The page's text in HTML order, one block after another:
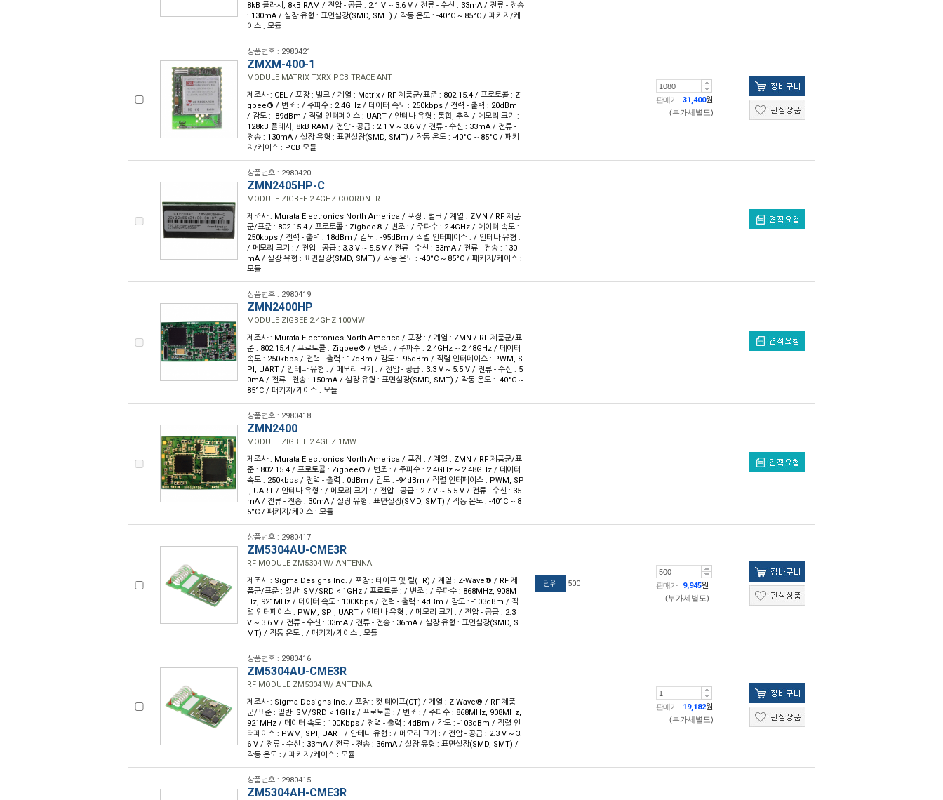
8kB 플래시, 8kB RAM / 전압 - 공급 : 2.1 V ~ 3.6 V / 전류 - 수신 : 33mA / 전류 - 전송
: 130mA / 실장 유형 : 표면실장(SMD, SMT) / 작동 온도 : -40°C ~ 85°C / 패키지/케
이스 : 모듈
상품번호 : 2980421
ZMXM-400-1
MODULE MATRIX TXRX PCB TRACE ANT
제조사 : CEL / 포장 : 벌크 / 계열 : Matrix / RF 제품군/표준 : 802.15.4 / 프로토콜 : Zi
gbee® / 변조 : / 주파수 : 2.4GHz / 데이터 속도 : 250kbps / 전력 - 출력 : 20dBm
/ 감도 : -89dBm / 직렬 인터페이스 : UART / 안테나 유형 : 통합, 추적 / 메모리 크기 :
128kB 플래시, 8kB RAM / 전압 - 공급 : 2.1 V ~ 3.6 V / 전류 - 수신 : 33mA / 전류 -
전송 : 130mA / 실장 유형 : 표면실장(SMD, SMT) / 작동 온도 : -40°C ~ 85°C / 패키
지/케이스 : PCB 모듈
판매가 31,400원
(부가세별도)
상품번호 : 2980420
ZMN2405HP-C
MODULE ZIGBEE 2.4GHZ COORDNTR
제조사 : Murata Electronics North America / 포장 : 벌크 / 계열 : ZMN / RF 제품
군/표준 : 802.15.4 / 프로토콜 : Zigbee® / 변조 : / 주파수 : 2.4GHz / 데이터 속도 :
250kbps / 전력 - 출력 : 18dBm / 감도 : -95dBm / 직렬 인터페이스 : / 안테나 유형 :
/ 메모리 크기 : / 전압 - 공급 : 3.3 V ~ 5.5 V / 전류 - 수신 : 33mA / 전류 - 전송 : 130
mA / 실장 유형 : 표면실장(SMD, SMT) / 작동 온도 : -40°C ~ 85°C / 패키지/케이스 :
모듈
상품번호 : 2980419
ZMN2400HP
MODULE ZIGBEE 2.4GHZ 100MW
제조사 : Murata Electronics North America / 포장 : / 계열 : ZMN / RF 제품군/표
준 : 802.15.4 / 프로토콜 : Zigbee® / 변조 : / 주파수 : 2.4GHz ~ 2.48GHz / 데이터
속도 : 250kbps / 전력 - 출력 : 17dBm / 감도 : -95dBm / 직렬 인터페이스 : PWM, S
PI, UART / 안테나 유형 : / 메모리 크기 : / 전압 - 공급 : 3.3 V ~ 5.5 V / 전류 - 수신 : 5
0mA / 전류 - 전송 : 150mA / 실장 유형 : 표면실장(SMD, SMT) / 작동 온도 : -40°C ~
85°C / 패키지/케이스 : 모듈
상품번호 : 2980418
ZMN2400
MODULE ZIGBEE 2.4GHZ 1MW
제조사 : Murata Electronics North America / 포장 : / 계열 : ZMN / RF 제품군/표
준 : 802.15.4 / 프로토콜 : Zigbee® / 변조 : / 주파수 : 2.4GHz ~ 2.48GHz / 데이터
속도 : 250kbps / 전력 - 출력 : 0dBm / 감도 : -94dBm / 직렬 인터페이스 : PWM, SP
I, UART / 안테나 유형 : / 메모리 크기 : / 전압 - 공급 : 2.7 V ~ 5.5 V / 전류 - 수신 : 35
mA / 전류 - 전송 : 30mA / 실장 유형 : 표면실장(SMD, SMT) / 작동 온도 : -40°C ~ 8
5°C / 패키지/케이스 : 모듈
상품번호 : 2980417
ZM5304AU-CME3R
RF MODULE ZM5304 W/ ANTENNA
제조사 : Sigma Designs Inc. / 포장 : 테이프 및 릴(TR) / 계열 : Z-Wave® / RF 제
품군/표준 : 일반 ISM/SRD < 1GHz / 프로토콜 : / 변조 : / 주파수 : 868MHz, 908M
Hz, 921MHz / 데이터 속도 : 100Kbps / 전력 - 출력 : 4dBm / 감도 : -103dBm / 직
렬 인터페이스 : PWM, SPI, UART / 안테나 유형 : / 메모리 크기 : / 전압 - 공급 : 2.3
V ~ 3.6 V / 전류 - 수신 : 33mA / 전류 - 전송 : 36mA / 실장 유형 : 표면실장(SMD, S
MT) / 작동 온도 : / 패키지/케이스 : 모듈
단위 500 판매가 9,945원
(부가세별도)
상품번호 : 2980416
ZM5304AU-CME3R
RF MODULE ZM5304 W/ ANTENNA
제조사 : Sigma Designs Inc. / 포장 : 컷 테이프(CT) / 계열 : Z-Wave® / RF 제품
군/표준 : 일반 ISM/SRD < 1GHz / 프로토콜 : / 변조 : / 주파수 : 868MHz, 908MHz,
921MHz / 데이터 속도 : 100Kbps / 전력 - 출력 : 4dBm / 감도 : -103dBm / 직렬 인
터페이스 : PWM, SPI, UART / 안테나 유형 : / 메모리 크기 : / 전압 - 공급 : 2.3 V ~ 3.
6 V / 전류 - 수신 : 33mA / 전류 - 전송 : 36mA / 실장 유형 : 표면실장(SMD, SMT) /
작동 온도 : / 패키지/케이스 : 모듈
판매가 19,182원
(부가세별도)
상품번호 : 2980415
ZM5304AH-CME3R